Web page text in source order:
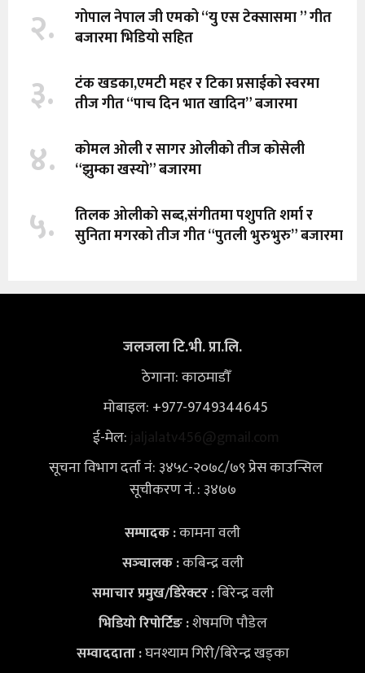
२.
गोपाल नेपाल जी एमको “यु एस टेक्सासमा ” गीत
बजारमा भिडियो सहित
३.
टंक खडका,एमटी महर र टिका प्रसाईको स्वरमा
तीज गीत “पाच दिन भात खादिन” बजारमा
४.
कोमल ओली र सागर ओलीको तीज कोसेली
“झुम्का खस्यो” बजारमा
५.
तिलक ओलीको सब्द,संगीतमा पशुपति शर्मा र
सुनिता मगरको तीज गीत “पुतली भुरुभुरु” बजारमा
जलजला टि.भी. प्रा.लि.
ठेगाना: काठमाडौँ
मोबाइल: +977-9749344645
ई-मेल: jaljalatv456@gmail.com
सूचना विभाग दर्ता नं: ३४५८-२०७८/७९ प्रेस काउन्सिल
सूचीकरण नं. : ३४७७
सम्पादक :कामना वली
सञ्‍चालक :कबिन्द्र वली
समाचार प्रमुख/डिरेक्टर :बिरेन्द्र वली
भिडियोरिपोर्टिङ :शेषमणि पौडेल
सम्वाददाता :घनश्याम गिरी/बिरेन्द्र खड्का